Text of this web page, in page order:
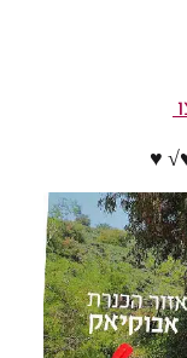
√ ♥